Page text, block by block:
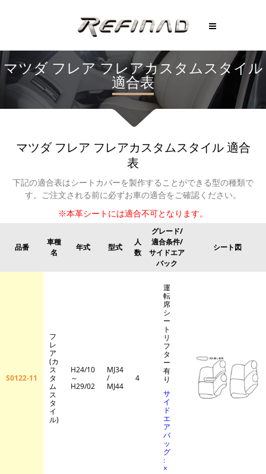
マツダ フレア フレアカスタムスタイル
適合表
マツダ フレア フレアカスタムスタイル 適合
表
下記の適合表はシートカバーを製作することができる型の種類で
す。
ご注文される前に必ずお車の適合をご確認ください。
※本革シートには適合不可となります。
品番
車種
名
年式 型式
人
数
グレード/
適合条件/
サイドエア
バック
シート図
S0122-11
フ
レ
ア
(カ
ス
タ
ム
ス
タ
イ
ル)
H24/10
～
H29/02
MJ34
/
MJ44
4
運
転
席
シ
ー
ト
リ
フ
タ
ー
有
り
サ
イ
ド
エ
ア
バ
ッ
グ
:
×